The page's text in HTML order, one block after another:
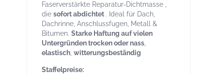
Faserverstärkte Reparatur-Dichtmasse ,
die sofort abdichtet . Ideal für Dach,
Dachrinne, Anschlussfugen, Metall &
Bitumen. Starke Haftung auf vielen
Untergründen trocken oder nass
elastisch witterungsbeständig
Staffelpreise: